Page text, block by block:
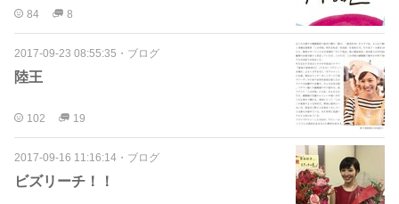
84 8
2017-09-23 08:55:35 ・ ブログ
陸王
102 19
2017-09-16 11:16:14 ・ ブログ
ビズリーチ！！